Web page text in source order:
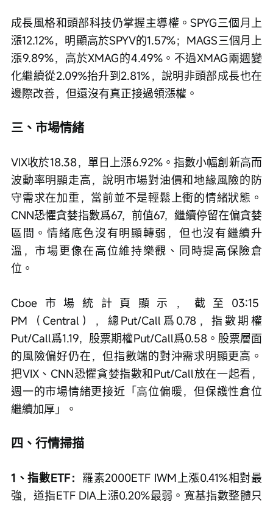
成長風格和頭部科技仍掌握主導權。SPYG三個月上
漲12.12%，明顯高於SPYV的1.57%；MAGS三個月上
漲9.89%，高於XMAG的4.49%。不過XMAG兩週變
化繼續從2.09%抬升到2.81%，說明非頭部成長也在
邊際改善，但還沒有真正接過領漲權。
三、市場情緒
VIX收於18.38，單日上漲6.92%。指數小幅創新高而
波動率明顯走高，說明市場對油價和地緣風險的防
守需求在加重，當前並不是輕鬆上衝的情緒狀態。
CNN恐懼貪婪指數爲67，前值67，繼續停留在偏貪婪
區間。情緒底色沒有明顯轉弱，但也沒有繼續升
溫，市場更像在高位維持樂觀、同時提高保險倉
位。
Cboe市場統計頁顯示，截至03:15
PM（Central），總Put/Call爲0.78，指數期權
Put/Call爲1.19，股票期權Put/Call爲0.58。股票層面
的風險偏好仍在，但指數端的對沖需求明顯更高。
把VIX、CNN恐懼貪婪指數和Put/Call放在一起看，
週一的市場情緒更接近「高位偏暖，但保護性倉位
繼續加厚」。
四、行情掃描
1、指數ETF： 羅素2000ETF IWM上漲0.41%相對最
強，道指ETF DIA上漲0.20%最弱。寬基指數整體只